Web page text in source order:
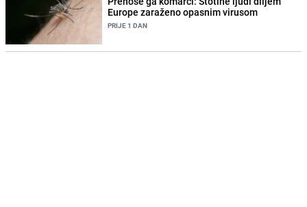
Europe zaraženo opasnim virusom
PRIJE 1 DAN